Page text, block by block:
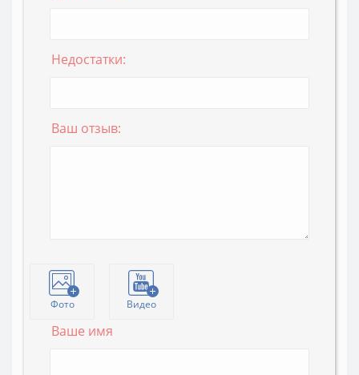
Недостатки:
Ваш отзыв:
Фото Видео
Ваше имя